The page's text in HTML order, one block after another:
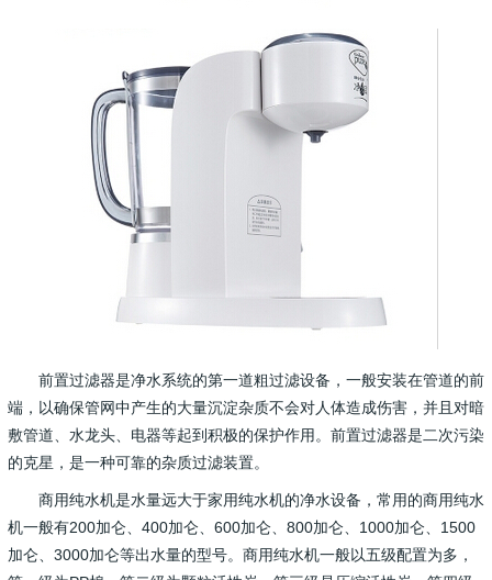
前置过滤器是净水系统的第一道粗过滤设备，一般安装在管道的前
端，以确保管网中产生的大量沉淀杂质不会对人体造成伤害，并且对暗
敷管道、水龙头、电器等起到积极的保护作用。前置过滤器是二次污染
的克星，是一种可靠的杂质过滤装置。
商用纯水机是水量远大于家用纯水机的净水设备，常用的商用纯水
机一般有200加仑、400加仑、600加仑、800加仑、1000加仑、1500
加仑、3000加仑等出水量的型号。商用纯水机一般以五级配置为多，